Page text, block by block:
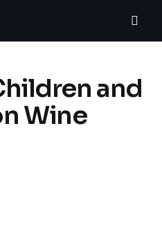
and
Wine